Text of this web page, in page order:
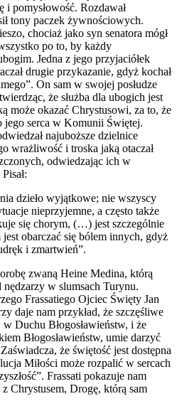
pomysłowość. Rozdawał
tony paczek żywnościowych.
chociaż jako syn senatora mógł
po to, by każdy
Jedna z jego przyjaciółek
drugie przykazanie, gdyż kochał
On sam w swojej posłudze
że służba dla ubogich jest
może okazać Chrystusowi, za to, że
jego serca w Komunii Świętej.
najuboższe dzielnice
wrażliwość i troska jaką otaczał
odwiedzając ich w
dzieło wyjątkowe; nie wszyscy
nieprzyjemne, a często także
się chorym, (…) jest szczególnie
jest obarczać się bólem innych, gdyż
i zmartwień”.
zwaną Heine Medina, którą
nędzarzy w slumsach Turynu.
Frassatiego Ojciec Święty Jan
daje nam przykład, że szczęśliwe
Duchu Błogosławieństw, i że
Błogosławieństw, umie darzyć
że świętość jest dostępna
Miłości może rozpalić w sercach
Frassati pokazuje nam
Chrystusem, Drogę, którą sam